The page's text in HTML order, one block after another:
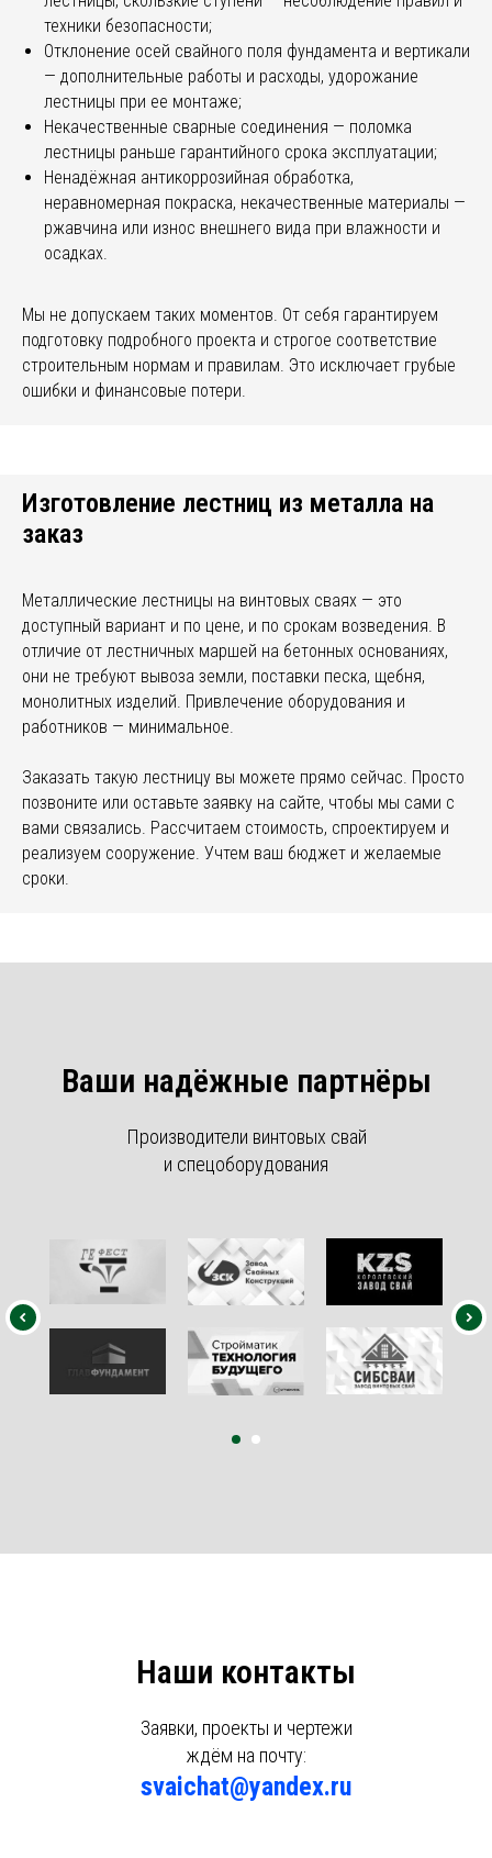
техники безопасности;
Отклонение осей свайного поля фундамента и вертикали
— дополнительные работы и расходы, удорожание
лестницы при ее монтаже;
Некачественные сварные соединения — поломка
лестницы раньше гарантийного срока эксплуатации;
Ненадёжная антикоррозийная обработка,
неравномерная покраска, некачественные материалы —
ржавчина или износ внешнего вида при влажности и
осадках.
Мы не допускаем таких моментов. От себя гарантируем
подготовку подробного проекта и строгое соответствие
строительным нормам и правилам. Это исключает грубые
ошибки и финансовые потери.
Изготовление лестниц из металла на
заказ
Металлические лестницы на винтовых сваях — это
доступный вариант и по цене, и по срокам возведения. В
отличие от лестничных маршей на бетонных основаниях,
они не требуют вывоза земли, поставки песка, щебня,
монолитных изделий. Привлечение оборудования и
работников — минимальное.
Заказать такую лестницу вы можете прямо сейчас. Просто
позвоните или оставьте заявку на сайте, чтобы мы сами с
вами связались. Рассчитаем стоимость, спроектируем и
реализуем сооружение. Учтем ваш бюджет и желаемые
сроки.
Ваши надёжные партнёры
Производители винтовых свай
и спецоборудования
Наши контакты
Заявки, проекты и чертежи
ждём на почту:
svaichat@yandex.ru